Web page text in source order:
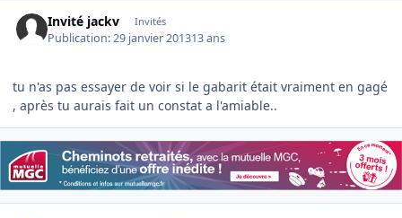
Invité jackv Invités
Publication:29 janvier 201313 ans
tu n'as pas essayer de voir si le gabarit était vraiment en gagé
, après tu aurais fait un constat a l'amiable..